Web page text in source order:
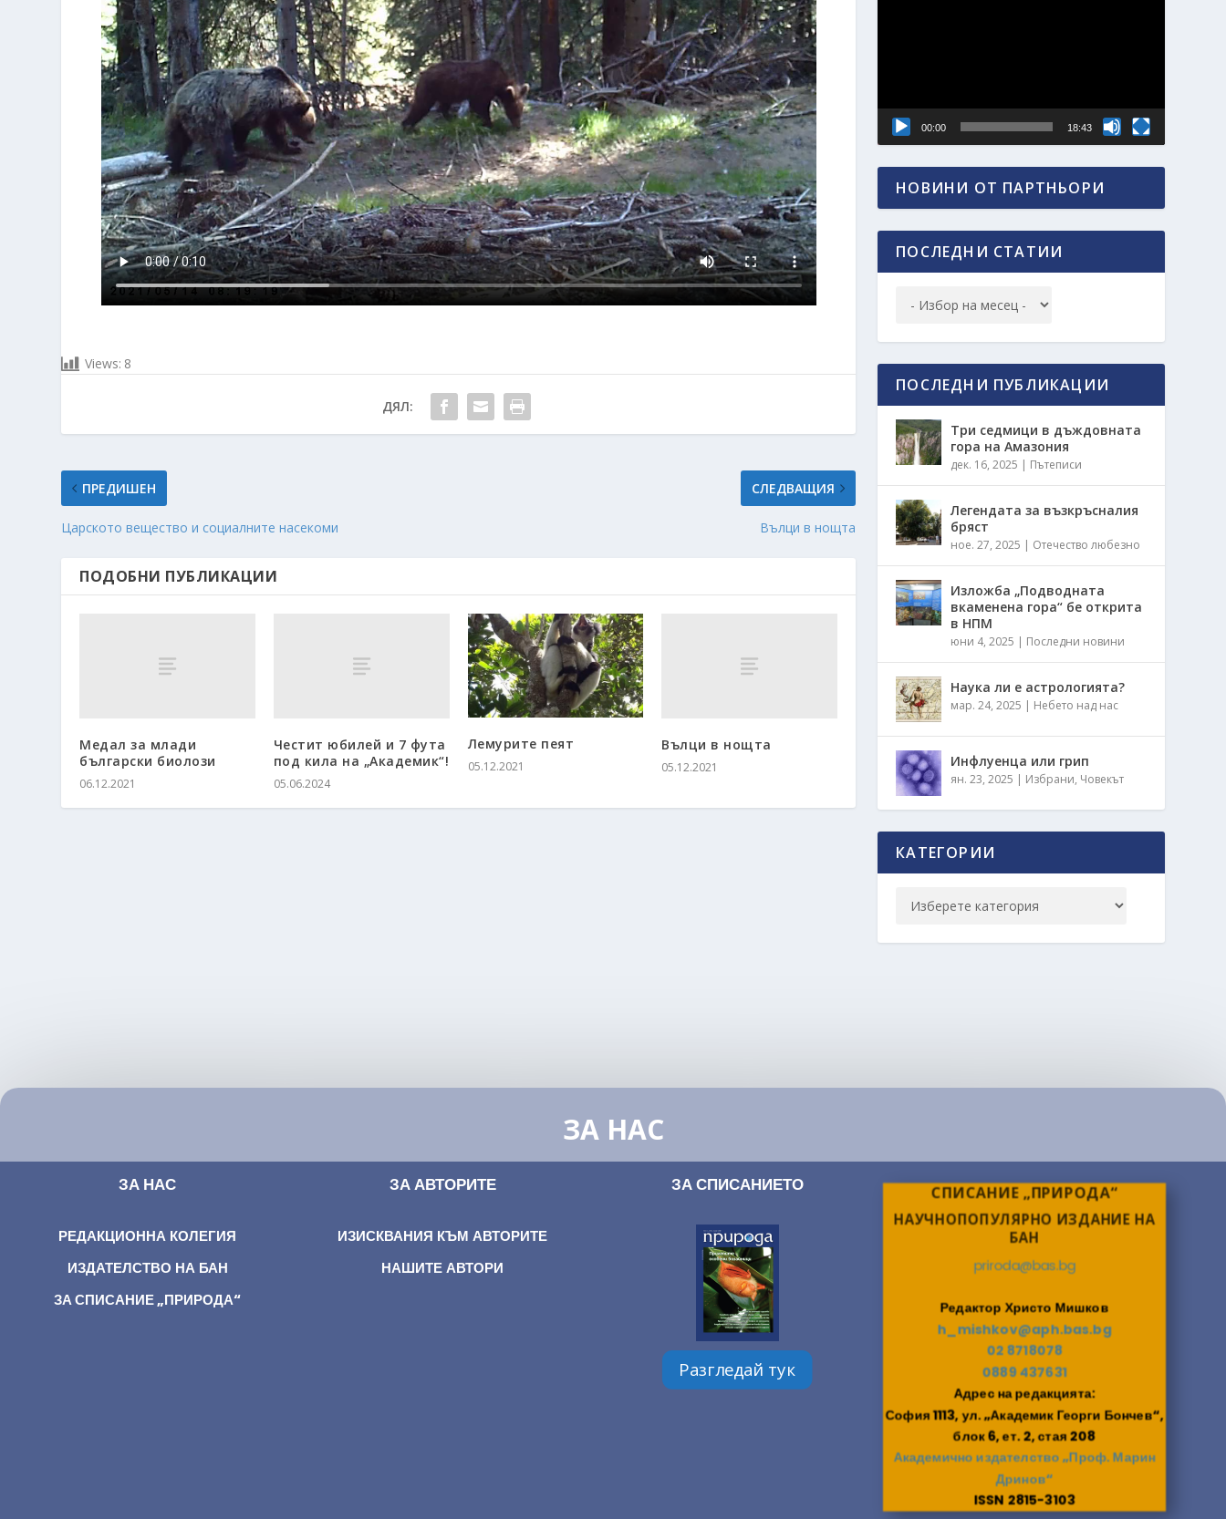
Views: 8
ДЯЛ:
ПРЕДИШЕН
Царското вещество и социалните насекоми
СЛЕДВАЩИЯ
Вълци в нощта
ПОДОБНИ ПУБЛИКАЦИИ
Медал за млади
български биолози
06.12.2021
Честит юбилей и 7 фута
под кила на „Академик“!
05.06.2024
Лемурите пеят
05.12.2021
Вълци в нощта
05.12.2021
00:00 18:43
НОВИНИ ОТ ПАРТНЬОРИ
ПОСЛЕДНИ СТАТИИ
ПОСЛЕДНИ ПУБЛИКАЦИИ
Три седмици в дъждовната
гора на Амазония
дек. 16, 2025 | Пътеписи
Легендата за възкръсналия
бряст
ное. 27, 2025 | Отечество любезно
Изложба „Подводната
вкаменена гора“ бе открита
в НПМ
юни 4, 2025 | Последни новини
Наука ли е астрологията?
мар. 24, 2025 | Небето над нас
Инфлуенца или грип
ян. 23, 2025 | Избрани, Човекът
КАТЕГОРИИ
ЗА НАС
ЗА НАС
РЕДАКЦИОННА КОЛЕГИЯ
ИЗДАТЕЛСТВО НА БАН
ЗА СПИСАНИЕ „ПРИРОДА“
ЗА АВТОРИТЕ
ИЗИСКВАНИЯ КЪМ АВТОРИТЕ
НАШИТЕ АВТОРИ
ЗА СПИСАНИЕТО
Разгледай тук
СПИСАНИЕ „ПРИРОДА“
НАУЧНОПОПУЛЯРНО ИЗДАНИЕ НА
БАН
priroda@bas.bg
Редактор Христо Мишков
h_mishkov@aph.bas.bg
02 8718078
0889 437631
Адрес на редакцията:
София 1113, ул. „Академик Георги Бончев“,
блок 6, ет. 2, стая 208
Академично издателство „Проф. Марин
Дринов“
ISSN 2815-3103